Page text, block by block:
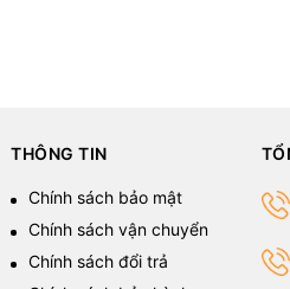
THÔNG TIN
Chính sách bảo mật
Chính sách vận chuyển
Chính sách đổi trả